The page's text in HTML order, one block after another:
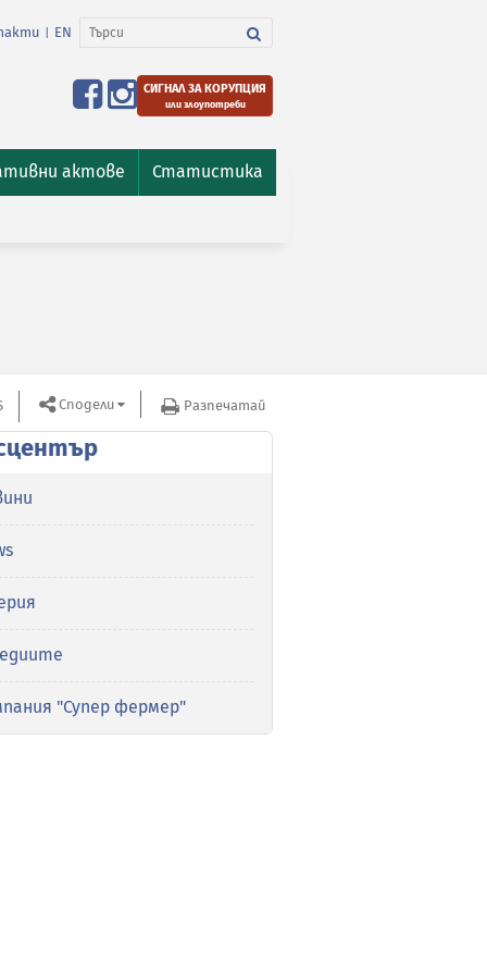
EN
СИГНАЛ ЗА КОРУПЦИЯ
или злоупотреби
актове Статистика
Сподели Разпечатай
"Супер фермер"